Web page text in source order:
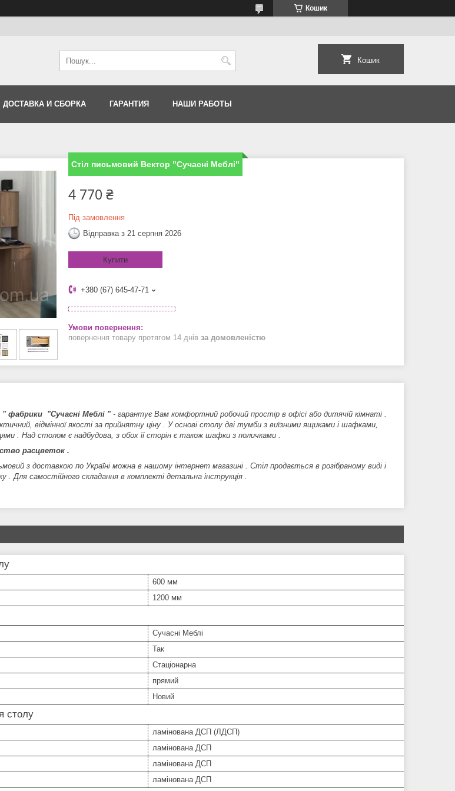
Кошик
Кошик
ДОСТАВКА И СБОРКА ГАРАНТИЯ НАШИ РАБОТЫ
Стіл письмовий Вектор "Сучасні Меблі"
4 770 ₴
Під замовлення
Відправка з 21 серпня 2026
Купити
+380 (67) 645-47-71
повернення товару протягом 14 днів за домовленістю
" фабрики "Сучаснi Меблi "- гарантує Вам комфортний робочий простір в офісі або дитячій кімнаті .
відмінної якості за прийнятну ціну . У основі столу дві тумби з виїзними ящиками і шафками,
. Над столом є надбудова, з обох її сторін є також шафки з поличками .
расцветок .
з доставкою по Україні можна в нашому інтернет магазині . Стіл продається в розібраному виді і
. Для самостійного складання в комплекті детальна інструкція .
600 мм
1200 мм
Сучасні Меблі
Так
Стаціонарна
прямий
Новий
столу
ламінована ДСП (ЛДСП)
ламінована ДСП
ламінована ДСП
ламінована ДСП